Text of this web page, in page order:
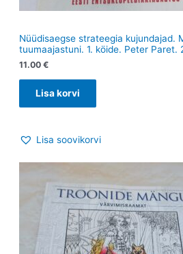
Nüüdisaegse strateegia kujundajad.
tuumaajastuni. 1. köide. Peter Paret.
11.00 €
Lisa korvi
Lisa soovikorvi